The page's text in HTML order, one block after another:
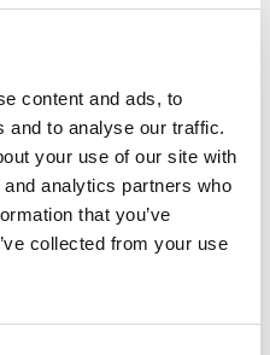
content and ads, to
and to analyse our traffic.
your use of our site with
analytics partners who
that you’ve
collected from your use